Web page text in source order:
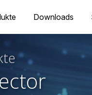
Downloads